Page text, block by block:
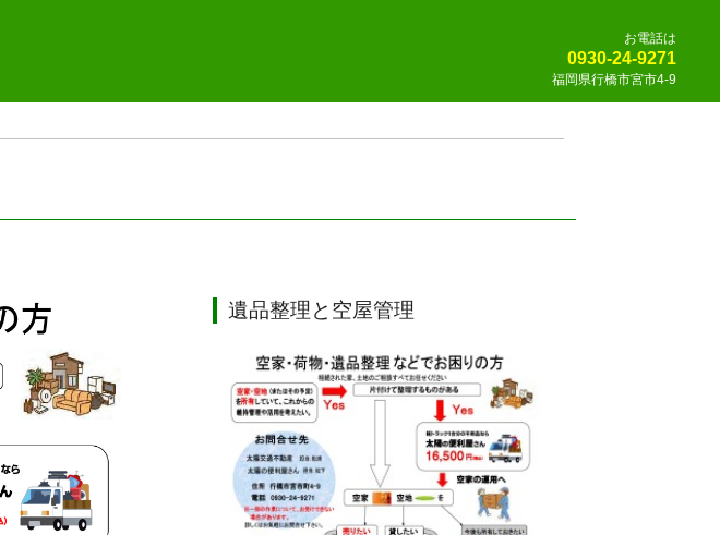
お電話は
0930-24-9271
福岡県行橋市宮市4-9
遺品整理と空屋管理